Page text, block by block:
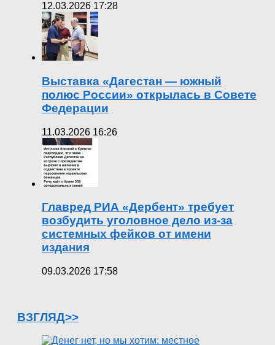
12.03.2026 17:28
Выставка «Дагестан — южный
полюс России» открылась в Совете
Федерации
11.03.2026 16:26
Главред РИА «Дербент» требует
возбудить уголовное дело из-за
системных фейков от имени
издания
09.03.2026 17:58
ВЗГЛЯД>>